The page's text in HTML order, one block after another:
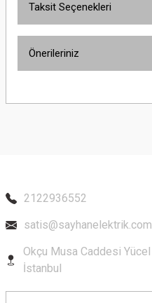
Taksit Seçenekleri
Önerileriniz
yetersiz gördüğünüz noktaları
Ürün bilgilerinde hatalar
Ürün fiyatı diğer sitelerden
2122936552
satis@sayhanelektrik.com
Okçu Musa Caddesi
İstanbul